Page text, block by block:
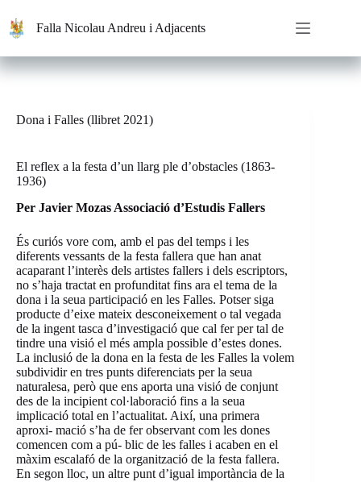
contenido
Falla Nicolau Andreu i Adjacents
Dona i Falles (llibret 2021)
El reflex a la festa d’un llarg ple d’obstacles (1863-
1936)
Per Javier Mozas Associació d’Estudis Fallers
És curiós vore com, amb el pas del temps i les
diferents vessants de la festa fallera que han anat
acaparant l’interès dels artistes fallers i dels escriptors,
no s’haja tractat en profunditat fins ara el tema de la
dona i la seua participació en les Falles. Potser siga
producte d’eixe mateix desconeixement o tal vegada
de la ingent tasca d’investigació que cal fer per tal de
tindre una visió el més ampla possible d’estes dones.
La inclusió de la dona en la festa de les Falles la volem
subdividir en tres punts diferenciats per la seua
naturalesa, però que ens aporta una visió de conjunt
des de la incipient col·laboració fins a la seua
implicació total en l’actualitat. Així, una primera
aproxi- mació s’ha de fer observant com les dones
comencen com a pú- blic de les falles i acaben en el
màxim escalafó de la organització de la festa fallera.
En segon lloc, un altre punt d’igual importància de la